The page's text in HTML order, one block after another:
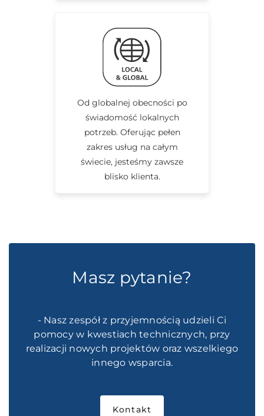
Od globalnej obecności po
świadomość lokalnych
potrzeb. Oferując pełen
zakres usług na całym
świecie, jesteśmy zawsze
blisko klienta.
Masz pytanie?
- Nasz zespół z przyjemnością udzieli Ci
pomocy w kwestiach technicznych, przy
realizacji nowych projektów oraz wszelkiego
innego wsparcia.
Kontakt